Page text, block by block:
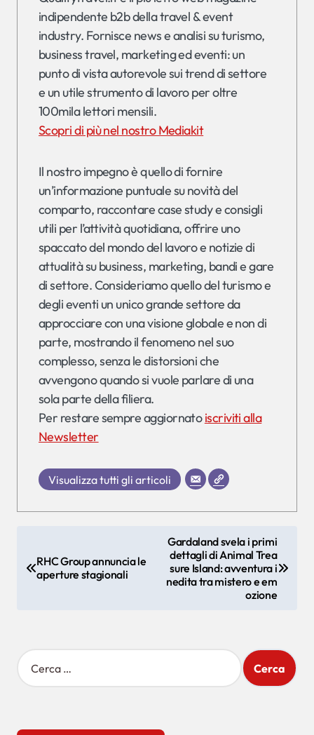
indipendente b2b della travel & event
industry. Fornisce news e analisi su turismo,
business travel, marketing ed eventi: un
punto di vista autorevole sui trend di settore
e un utile strumento di lavoro per oltre
100mila lettori mensili.
Scopri di più nel nostro Mediakit
Il nostro impegno è quello di fornire
un’informazione puntuale su novità del
comparto, raccontare case study e consigli
utili per l’attività quotidiana, offrire uno
spaccato del mondo del lavoro e notizie di
attualità su business, marketing, bandi e gare
di settore. Consideriamo quello del turismo e
degli eventi un unico grande settore da
approcciare con una visione globale e non di
parte, mostrando il fenomeno nel suo
complesso, senza le distorsioni che
avvengono quando si vuole parlare di una
sola parte della filiera.
Per restare sempre aggiornatoiscriviti alla
Newsletter
Visualizza tutti gli articoli
a
z
RHC Group annuncia le
aperture stagionali
Gardaland svela i primi
dettagli di Animal Trea
sure Island: avventura i
nedita tra mistero e em
ozione
R
i